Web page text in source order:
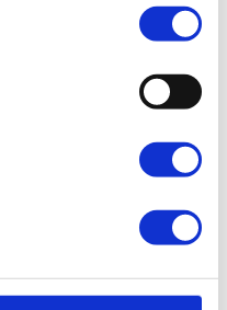
invald i Ung
Peter